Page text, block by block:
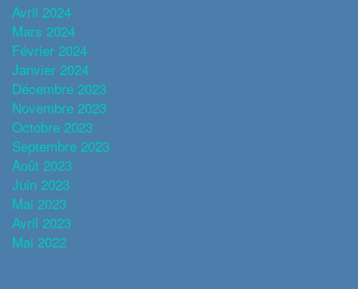
Avril 2024
Mars 2024
Février 2024
Janvier 2024
Décembre 2023
Novembre 2023
Octobre 2023
Septembre 2023
Août 2023
Juin 2023
Mai 2023
Avril 2023
Mai 2022